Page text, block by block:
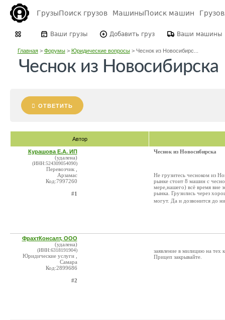
ГрузыПоиск грузов МашиныПоиск машин
Ваши грузы Добавить груз Ваши машины
Главная> Форумы> Юридические вопросы> Чеснок из Новосибирс...
Чеснок из Новосибирска
ОТВЕТИТЬ
Автор
Курашова Е.А. ИП
(удалена)
(ИНН:524309054090)
Перевозчик ,
Арзамас
Код:7997260
#1
Чеснок из Новосибирска
Не грузитесь чесноком из
рынке стоит 8 машин с
мере,нашего) всё время вне
рынка. Грузились через
могут. Да и дозвонится до
ФрахтКонсалт, ООО
(удалена)
(ИНН:6318191904)
Юридические услуги ,
Самара
Код:2899686
#2
заявление в милицию на тех
Прицеп закрывайте.